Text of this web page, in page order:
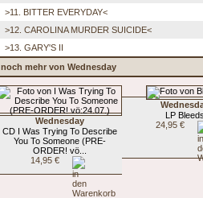
>11. BITTER EVERYDAY<
>12. CAROLINA MURDER SUICIDE<
>13. GARY'S II
noch mehr von Wednesday
Wednesday
CD I Was Trying To Describe
You To Someone (PRE-
ORDER! vö...
14,95 €
LP
24,95 €